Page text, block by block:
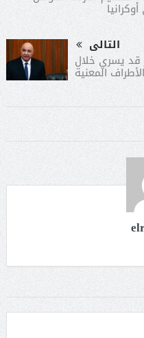
التالى
قد يسري خلال
المعنية